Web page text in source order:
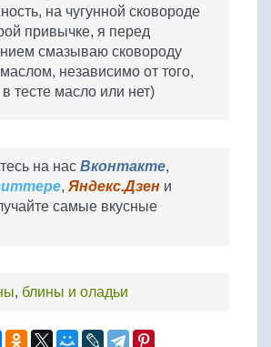
на чугунной сковороде
привычке, я перед
смазываю сковороду
маслом, независимо от того,
в тесте масло или нет)
на нас Вконтакте,
, Яндекс.Дзен и
самые вкусные
, блины и оладьи